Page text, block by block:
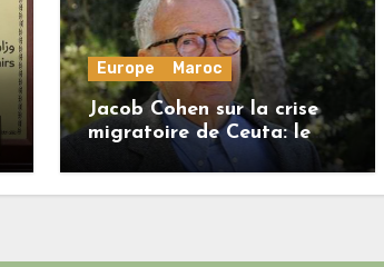
Europe Maroc
Jacob Cohen sur la crise
migratoire de Ceuta: le
régime marocain a perdu
une bonne part de sa